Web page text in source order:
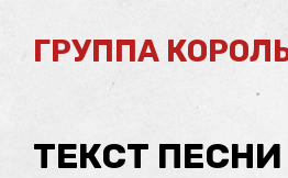
ГРУППА
ТЕКСТ